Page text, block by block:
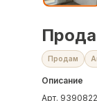
Продам
Описание
Арт.